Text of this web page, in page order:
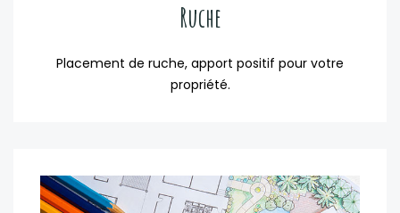
Ruche
Placement de ruche, apport positif pour votre
propriété.